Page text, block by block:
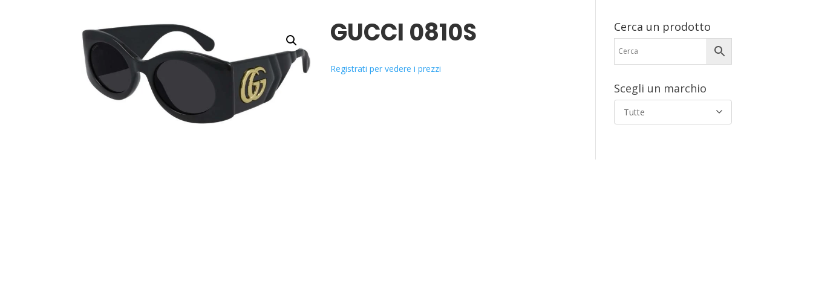
GUCCI 0810S
Registrati per vedere i prezzi
Cerca un prodotto
Scegli un marchio
Tutte